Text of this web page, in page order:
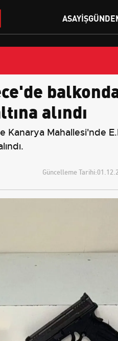
ASAYIŞ
alındı
Kanarya Mahallesi'nde
Güncelleme Tarihi: